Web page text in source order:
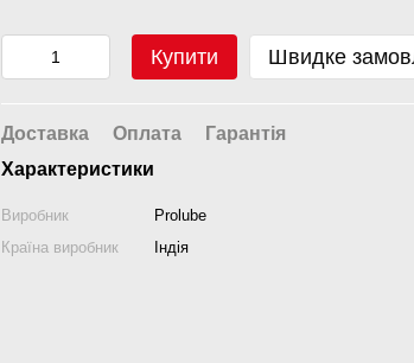
Купити Швидке
Доставка Оплата
Гарантія
Характеристики
Виробник
Prolube
Країна виробник
Індія